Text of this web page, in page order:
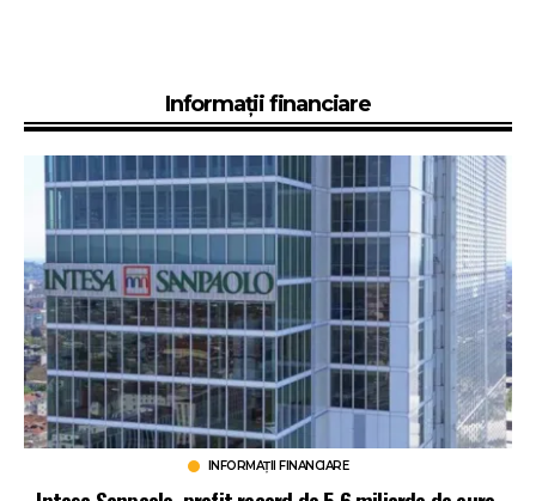
Informații financiare
INFORMAȚII FINANCIARE